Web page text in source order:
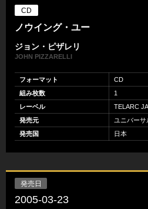
CD
ノウイング・ユー
ジョン・ピザレリ
JOHN PIZZARELLI
フォーマット
CD
組み枚数
1
レーベル
TELARC
発売元
ユニバー
発売国
日本
発売日
2005-03-23